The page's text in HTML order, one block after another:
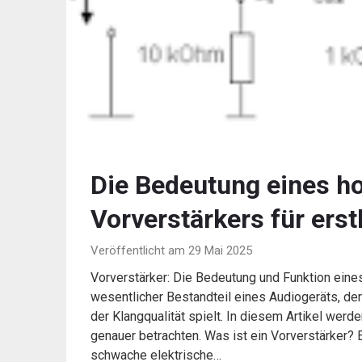
Die Bedeutung eines
Vorverstärkers für
Veröffentlicht am 29 Mai 2025
Vorverstärker: Die Bedeutung und Funktion
wesentlicher Bestandteil eines Audiogeräts,
der Klangqualität spielt. In diesem Artikel
genauer betrachten. Was ist ein Vorverstärker?
schwache elektrische…